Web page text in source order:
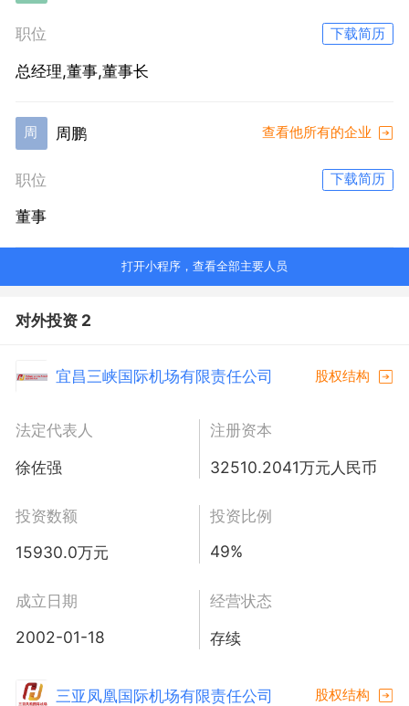
职位 下载简历
总经理,董事,董事长
周 周鹏 查看他所有的企业
职位 下载简历
董事
打开小程序，查看全部主要人员
对外投资 2
宜昌三峡国际机场有限责任公司 股权结构
法定代表人
徐佐强
注册资本
32510.2041万元人民币
投资数额
15930.0万元
投资比例
49%
成立日期
2002-01-18
经营状态
存续
三亚凤凰国际机场有限责任公司 股权结构